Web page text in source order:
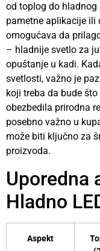
od toplog do hladnog
pametne aplikacije ili
omogućava da
– hladnije svetlo za
opuštanje u kadi.
svetlosti, važno je
koji treba da bude
obezbedila prirodna
posebno važno u
može biti ključno za
proizvoda.
Uporedna
Hladno
Aspekt